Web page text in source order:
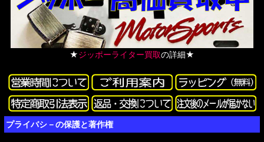
★ジッポーライター買取の詳細★
プライバシ－の保護と著作権